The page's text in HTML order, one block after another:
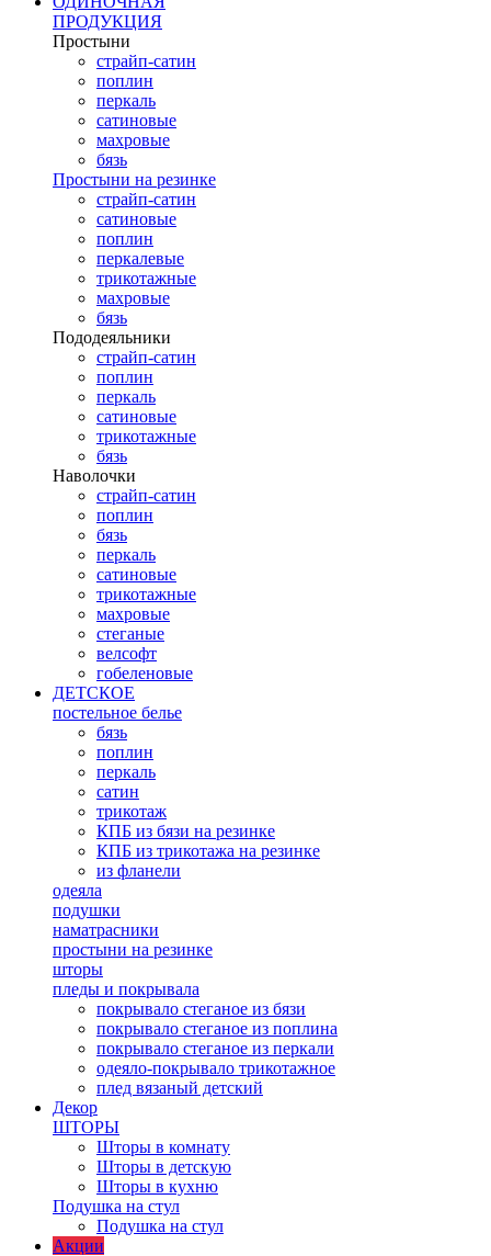
ПРОДУКЦИЯ
Простыни
страйп-сатин
поплин
перкаль
сатиновые
махровые
бязь
Простыни на резинке
страйп-сатин
сатиновые
поплин
перкалевые
трикотажные
махровые
бязь
Пододеяльники
страйп-сатин
поплин
перкаль
сатиновые
трикотажные
бязь
Наволочки
страйп-сатин
поплин
бязь
перкаль
сатиновые
трикотажные
махровые
стеганые
велсофт
гобеленовые
ДЕТСКОЕ
постельное белье
бязь
поплин
перкаль
сатин
трикотаж
КПБ из бязи на резинке
КПБ из трикотажа на резинке
из фланели
одеяла
подушки
наматрасники
простыни на резинке
шторы
пледы и покрывала
покрывало стеганое из бязи
покрывало стеганое из поплина
покрывало стеганое из перкали
одеяло-покрывало трикотажное
плед вязаный детский
Декор
ШТОРЫ
Шторы в комнату
Шторы в детскую
Шторы в кухню
Подушка на стул
Подушка на стул
Акции